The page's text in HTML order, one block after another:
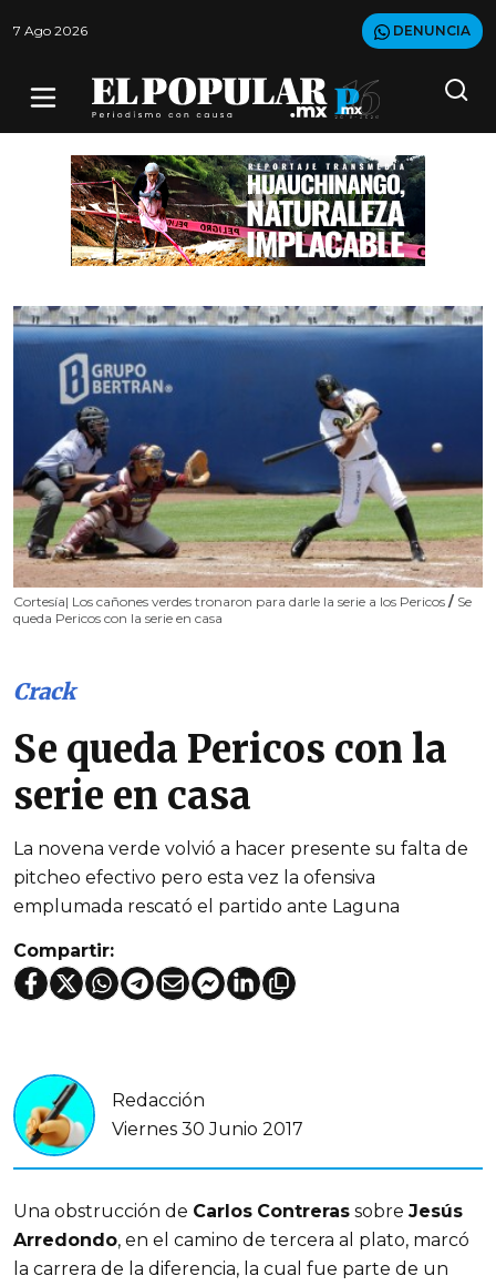
7 Ago 2026 DENUNCIA
Cortesía| Los cañones verdes tronaron para darle la serie a los Pericos / Se
queda Pericos con la serie en casa
Crack
Se queda Pericos con la
serie en casa
La novena verde volvió a hacer presente su falta de
pitcheo efectivo pero esta vez la ofensiva
emplumada rescató el partido ante Laguna
Compartir:
Redacción
Viernes 30 Junio 2017
Una obstrucción de Carlos Contreras sobre Jesús
Arredondo, en el camino de tercera al plato, marcó
la carrera de la diferencia, la cual fue parte de un